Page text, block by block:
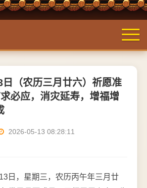
日（农历三月廿六）祈愿准
必应，消灾延寿，增福增
2026-05-13 08:28:11
日，星期三，农历丙午年三月廿